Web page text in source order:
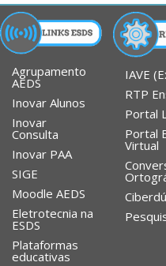
Agrupamento
AEDS
Inovar Alunos
Inovar
Consulta
Inovar PAA
SIGE
Moodle AEDS
Eletrotecnia na
ESDS
Plataformas
educativas
IAVE
RTP
Portal
Portal
Virtual